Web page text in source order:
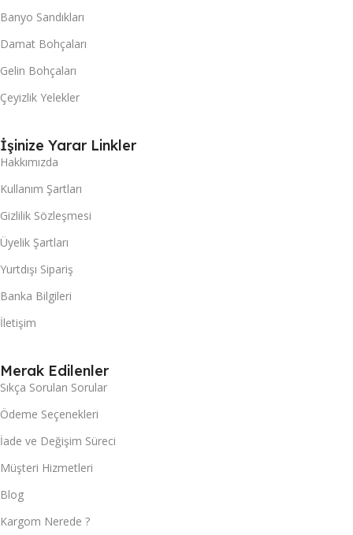
Banyo Sandıkları
Damat Bohçaları
Gelin Bohçaları
Çeyizlik Yelekler
İşinize Yarar Linkler
Hakkımızda
Kullanım Şartları
Gizlilik Sözleşmesi
Üyelik Şartları
Yurtdışı Sipariş
Banka Bilgileri
İletişim
Merak Edilenler
Sıkça Sorulan Sorular
Ödeme Seçenekleri
İade ve Değişim Süreci
Müşteri Hizmetleri
Blog
Kargom Nerede ?